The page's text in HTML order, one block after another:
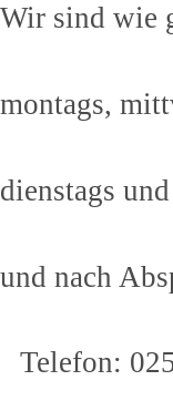
Wir sind wie
montags,
dienstags
und nach
Telefon: